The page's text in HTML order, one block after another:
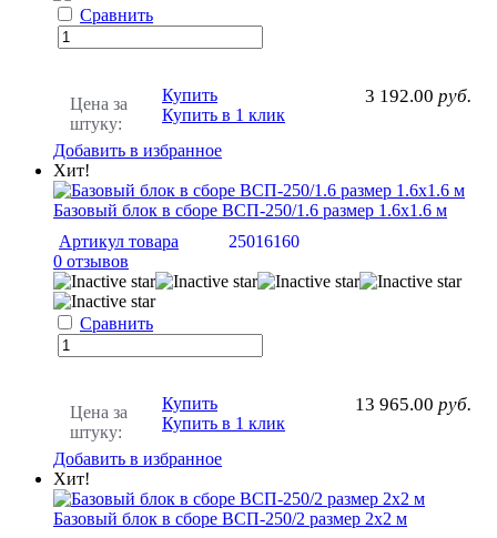
Сравнить
Цена за
штуку:
3 192.00 руб.
Купить
Купить в 1 клик
Добавить в избранное
Хит!
Базовый блок в сборе ВСП-250/1.6 размер 1.6х1.6 м
Артикул товара
25016160
0 отзывов
Сравнить
Цена за
штуку:
13 965.00 руб.
Купить
Купить в 1 клик
Добавить в избранное
Хит!
Базовый блок в сборе ВСП-250/2 размер 2х2 м